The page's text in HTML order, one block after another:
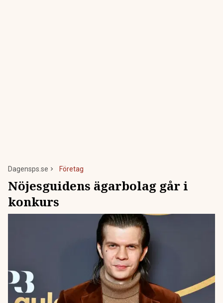
Dagensps.se Företag
Nöjesguidens ägarbolag går i
konkurs